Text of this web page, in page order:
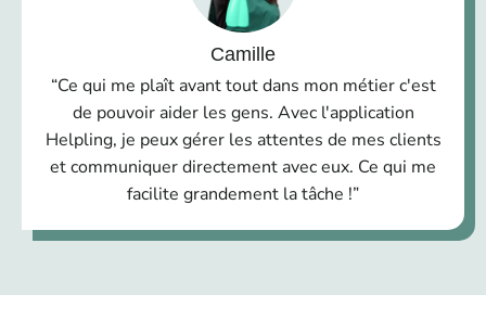
Camille
“Ce qui me plaît avant tout dans mon métier c'est
de pouvoir aider les gens. Avec l'application
Helpling, je peux gérer les attentes de mes clients
et communiquer directement avec eux. Ce qui me
facilite grandement la tâche !”